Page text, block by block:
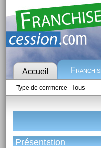
Accueil
Type de commerce
Présentation